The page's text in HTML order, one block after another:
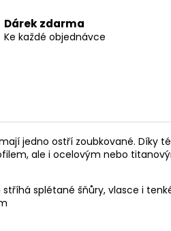
Dárek zdarma
Ke každé objednávce
jedno ostří zoubkované. Díky
ale i ocelovým nebo
splétané šňůry, vlasce i